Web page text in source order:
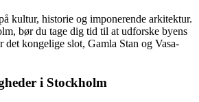
kultur, historie og imponerende arkitektur.
bør du tage dig tid til at udforske byens
det kongelige slot, Gamla Stan og Vasa-
i Stockholm